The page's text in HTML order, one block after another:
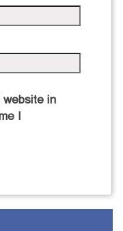
in
I